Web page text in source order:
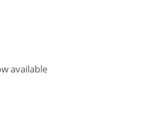
available